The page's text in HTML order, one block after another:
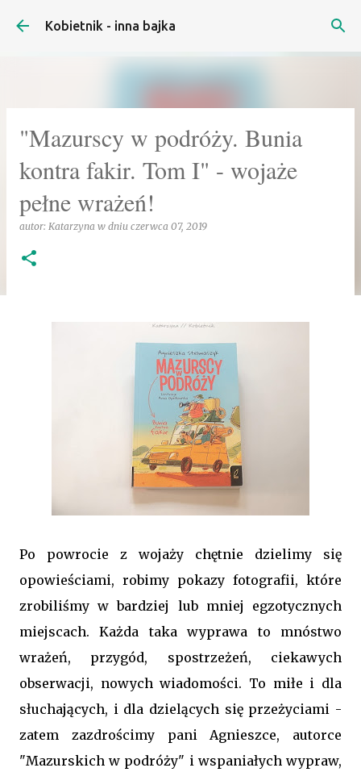
Przejdź do głównej zawartości
Kobietnik - inna bajka
"Mazurscy w podróży. Bunia
kontra fakir. Tom I" - wojaże
pełne wrażeń!
autor: Katarzyna w dniu czerwca 07, 2019
Po powrocie z wojaży chętnie dzielimy się
opowieściami, robimy pokazy fotografii, które
zrobiliśmy w bardziej lub mniej egzotycznych
miejscach. Każda taka wyprawa to mnóstwo
wrażeń, przygód, spostrzeżeń, ciekawych
obserwacji, nowych wiadomości. To miłe i dla
słuchających, i dla dzielących się przeżyciami -
zatem zazdrościmy pani Agnieszce, autorce
"Mazurskich w podróży" i wspaniałych wypraw,